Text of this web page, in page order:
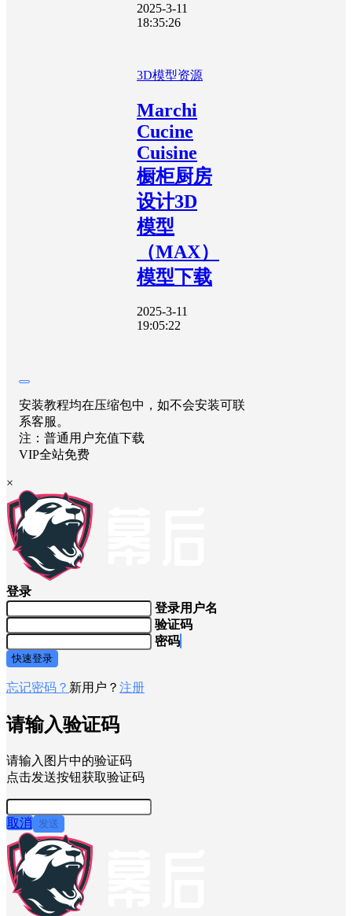
2025-3-11
18:35:26
3D模型资源
Marchi
Cucine
Cuisine
橱柜厨房
设计3D
模型
（MAX）
模型下载
2025-3-11
19:05:22
安装教程均在压缩包中，如不会安装可联
系客服。
注：普通用户充值下载
VIP全站免费
×
登录
登录用户名
验证码
密码
快速登录
忘记密码？ 新用户？ 注册
请输入验证码
请输入图片中的验证码
点击发送按钮获取验证码
取消 发送